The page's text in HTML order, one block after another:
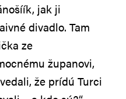
jak ji
divadlo. Tam
ze
županovi,
že prídú Turci